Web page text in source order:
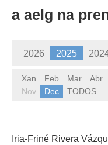
a aelg na
2026 2025
1985 1984 1983
Xan Feb Mar Abr
Nov
Dec TODOS
Iria-Friné Rivera